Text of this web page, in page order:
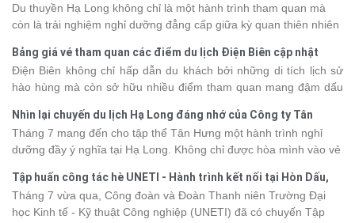
Du thuyền Hạ Long không chỉ là một hành trình tham quan mà
còn là trải nghiệm nghỉ dưỡng đẳng cấp giữa kỳ quan thiên nhiên
khác nhau, khiến nhiều du khách băn khoăn khi lựa chọn. Bài viết
dưới đây sẽ cập nhật bảng giá tour du thuyền Hạ Long mới nhất
2026 từ 3 - 6 sao, giúp bạn dễ dàng so sánh và tìm được hành
trình phù hợp với nhu cầu cũng như ngân sách.
Bảng giá vé tham quan các điểm du lịch Điện Biên cập nhật
2026
Điện Biên không chỉ hấp dẫn du khách bởi những di tích lịch sử
hào hùng mà còn sở hữu nhiều điểm tham quan mang đậm dấu
phá vùng đất này, việc cập nhật trước giá vé sẽ giúp bạn chủ
động hơn trong lịch trình và chi phí. Cùng Vietsense Travel tham
khảo bảng giá vé tham quan các điểm du lịch Điện Biênmới nhất
năm 2026 ngay dưới đây.
Nhìn lại chuyến du lịch Hạ Long đáng nhớ của Công ty Tân
Hưng 2026
Tháng 7 mang đến cho tập thể Tân Hưng một hành trình nghỉ
dưỡng đầy ý nghĩa tại Hạ Long. Không chỉ được hòa mình vào vẻ
kết, sẻ chia và lưu giữ nhiều khoảnh khắc đáng nhớ. Hãy cùng
nhìn lại chuyến đi ngập tràn niềm vui và những trải nghiệm khó
quên.
Tập huấn công tác hè UNETI - Hành trình kết nối tại Hòn Dấu,
Đồ Sơn
Tháng 7 vừa qua, Công đoàn và Đoàn Thanh niên Trường Đại
học Kinh tế - Kỹ thuật Công nghiệp (UNETI) đã có chuyến Tập